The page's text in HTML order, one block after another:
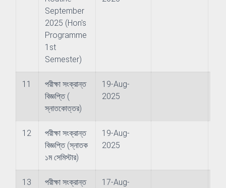
and Offshore Engineering
September
2025 (Hon's
Programme
1st
Semester)
11
পরীক্ষা সংক্রান্ত
বিজ্ঞপ্তি (
স্নাতকোত্তর)
19-Aug-
2025
12
পরীক্ষা সংক্রান্ত
বিজ্ঞপ্তি (স্নাতক
১ম সেমিস্টার)
19-Aug-
2025
13
পরীক্ষা সংক্রান্ত
17-Aug-